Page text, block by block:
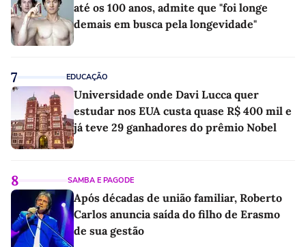
até os 100 anos, admite que "foi longe
demais em busca pela longevidade"
7 EDUCAÇÃO
Universidade onde Davi Lucca quer
estudar nos EUA custa quase R$ 400 mil e
já teve 29 ganhadores do prêmio Nobel
8 SAMBA E PAGODE
Após décadas de união familiar, Roberto
Carlos anuncia saída do filho de Erasmo
de sua gestão